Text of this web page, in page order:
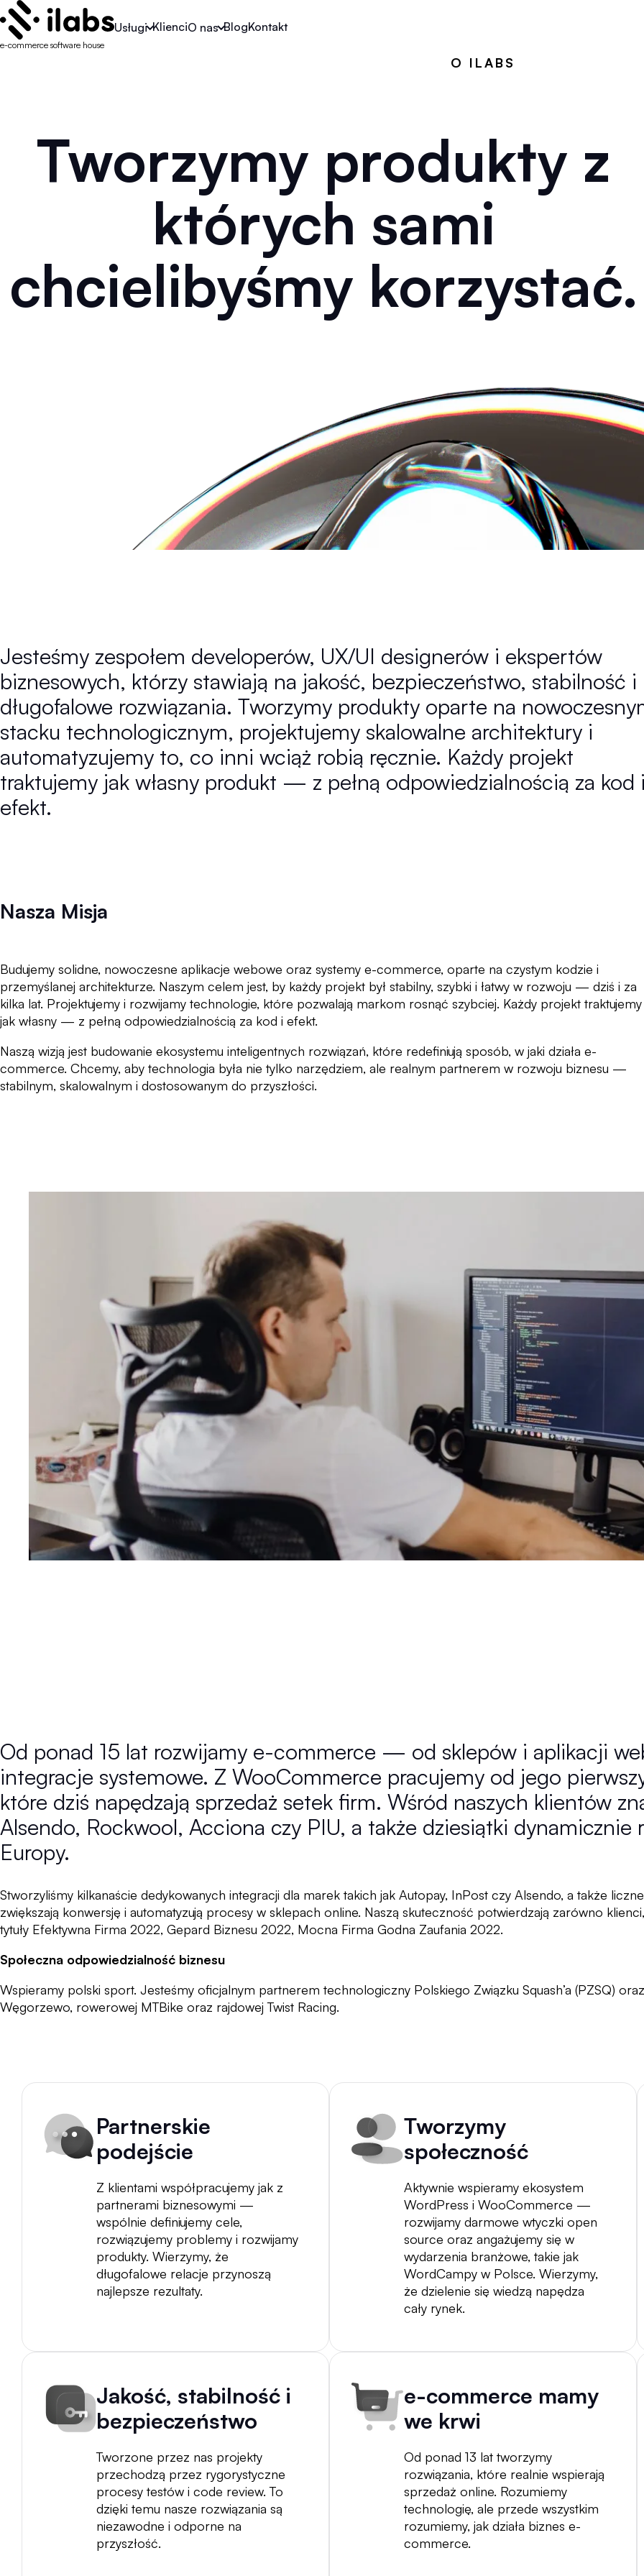
e-commerce software house
Usługi KlienciO nas BlogKontakt
O ILABS
Tworzymy produkty z
których sami
chcielibyśmy korzystać.
Jesteśmy zespołem developerów, UX/UI designerów i ekspertów
biznesowych, którzy stawiają na jakość, bezpieczeństwo, stabilność i
długofalowe rozwiązania. Tworzymy produkty oparte na
stacku technologicznym, projektujemy skalowalne architektury i
automatyzujemy to, co inni wciąż robią ręcznie. Każdy projekt
traktujemy jak własny produkt — z pełną odpowiedzialnością za kod
efekt.
Nasza Misja
Budujemy solidne, nowoczesne aplikacje webowe oraz systemy e-commerce, oparte na czystym kodzie i
przemyślanej architekturze. Naszym celem jest, by każdy projekt był stabilny, szybki i łatwy w rozwoju — dziś i za
kilka lat. Projektujemy i rozwijamy technologie, które pozwalają markom rosnąć szybciej. Każdy projekt traktujemy
jak własny — z pełną odpowiedzialnością za kod i efekt.
Naszą wizją jest budowanie ekosystemu inteligentnych rozwiązań, które redefiniują sposób, w jaki działa e-
commerce. Chcemy, aby technologia była nie tylko narzędziem, ale realnym partnerem w rozwoju biznesu —
stabilnym, skalowalnym i dostosowanym do przyszłości.
Od ponad 15 lat rozwijamy e-commerce — od sklepów i aplikacji
integracje systemowe. Z WooCommerce pracujemy od jego
które dziś napędzają sprzedaż setek firm. Wśród naszych klientów
Alsendo, Rockwool, Acciona czy PIU, a także dziesiątki dynamicznie
Europy.
Stworzyliśmy kilkanaście dedykowanych integracji dla marek takich jak Autopay, InPost czy Alsendo, a także
zwiększają konwersję i automatyzują procesy w sklepach online. Naszą skuteczność potwierdzają zarówno
tytuły Efektywna Firma 2022, Gepard Biznesu 2022, Mocna Firma Godna Zaufania 2022.
Społeczna odpowiedzialność biznesu
Wspieramy polski sport. Jesteśmy oficjalnym partnerem technologiczny Polskiego Związku Squash’a (PZSQ)
Węgorzewo, rowerowej MTBike oraz rajdowej Twist Racing.
Partnerskie
podejście
Z klientami współpracujemy jak z
partnerami biznesowymi —
wspólnie definiujemy cele,
rozwiązujemy problemy i rozwijamy
produkty. Wierzymy, że
długofalowe relacje przynoszą
najlepsze rezultaty.
Tworzymy
społeczność
Aktywnie wspieramy ekosystem
WordPress i WooCommerce —
rozwijamy darmowe wtyczki open
source oraz angażujemy się w
wydarzenia branżowe, takie jak
WordCampy w Polsce. Wierzymy,
że dzielenie się wiedzą napędza
cały rynek.
Jakość, stabilność i
bezpieczeństwo
Tworzone przez nas projekty
przechodzą przez rygorystyczne
procesy testów i code review. To
dzięki temu nasze rozwiązania są
niezawodne i odporne na
przyszłość.
e-commerce mamy
we krwi
Od ponad 13 lat tworzymy
rozwiązania, które realnie wspierają
sprzedaż online. Rozumiemy
technologię, ale przede wszystkim
rozumiemy, jak działa biznes e-
commerce.